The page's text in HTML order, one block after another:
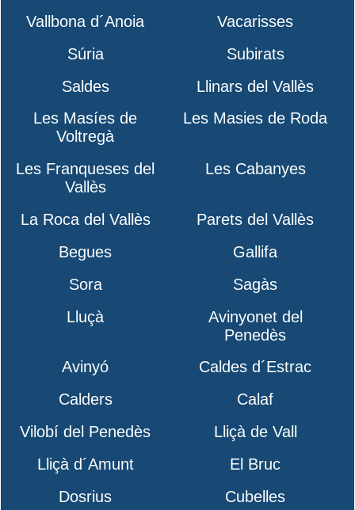
Vallbona d´Anoia
Vacarisses
Súria
Subirats
Saldes
Llinars del Vallès
Les Masíes de
Voltregà
Les Masies de Roda
Les Franqueses del
Vallès
Les Cabanyes
La Roca del Vallès
Parets del Vallès
Begues
Gallifa
Sora
Sagàs
Lluçà
Avinyonet del
Penedès
Avinyó
Caldes d´Estrac
Calders
Calaf
Vilobí del Penedès
Lliçà de Vall
Lliçà d´Amunt
El Bruc
Dosrius
Cubelles